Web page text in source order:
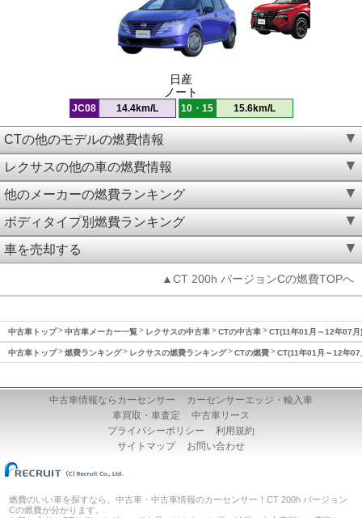
日産
ノート
JC08 14.4km/L 10・15 15.6km/L
CTの他のモデルの燃費情報
レクサスの他の車の燃費情報
他のメーカーの燃費ランキング
ボディタイプ別燃費ランキング
車を売却する
▲CT 200h バージョンCの燃費TOPへ
中古車トップ 中古車メーカー一覧 レクサスの中古車 CTの中古車 CT(11年01月～12年07月
中古車トップ 燃費ランキング レクサスの燃費ランキング CTの燃費 CT(11年01月～12年07
中古車情報ならカーセンサー
カーセンサーエッジ・輸入車
車買取・車査定
中古車リース
プライバシーポリシー
利用規約
サイトマップ
お問い合わせ
燃費のいい車を探すなら、中古車・中古車情報のカーセンサー！CT 200h バージョン
Cの燃費が分かります。